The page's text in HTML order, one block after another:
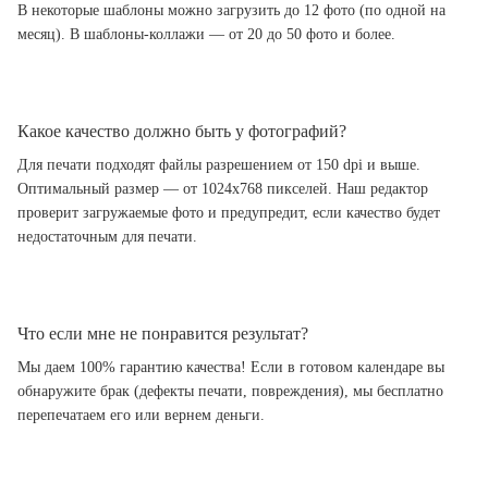
В некоторые шаблоны можно загрузить до 12 фото (по одной на
месяц). В шаблоны-коллажи — от 20 до 50 фото и более.
Какое качество должно быть у фотографий?
Для печати подходят файлы разрешением от 150 dpi и выше.
Оптимальный размер — от 1024x768 пикселей. Наш редактор
проверит загружаемые фото и предупредит, если качество будет
недостаточным для печати.
Что если мне не понравится результат?
Мы даем 100% гарантию качества! Если в готовом календаре вы
обнаружите брак (дефекты печати, повреждения), мы бесплатно
перепечатаем его или вернем деньги.